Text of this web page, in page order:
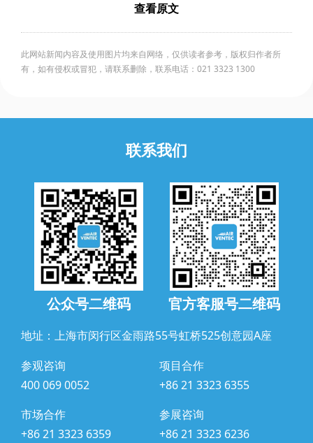
查看原文
此网站新闻内容及使用图片均来自网络，仅供读者参考，版权归作者所
有，如有侵权或冒犯，请联系删除，联系电话：021 3323 1300
联系我们
公众号二维码 官方客服号二维码
地址：上海市闵行区金雨路55号虹桥525创意园A座
参观咨询
400 069 0052
项目合作
+86 21 3323 6355
市场合作
+86 21 3323 6359
参展咨询
+86 21 3323 6236